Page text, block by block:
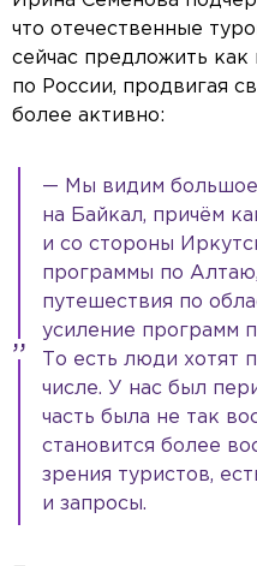
что отечественные
сейчас предложить
по России, продвигая
более активно:
— Мы видим большое
на Байкал, причём
и со стороны
программы по
путешествия по
усиление программ
То есть люди хотят
числе. У нас был
часть была не так
становится более
зрения туристов,
и запросы.